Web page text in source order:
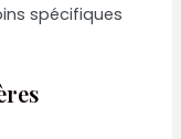
spécifiques